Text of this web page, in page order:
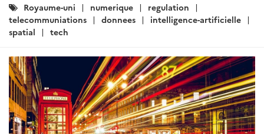
Catégories
:
Royaume-uni numerique
regulation
telecommuniations
donnees
intelligence-artificielle
spatial
tech